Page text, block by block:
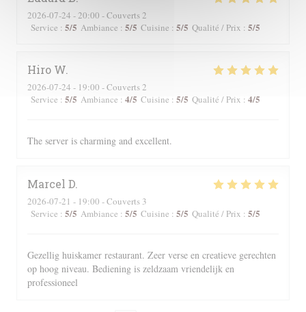
2026-07-24 - 20:00 - Couverts 2
Service : 5/5 Ambiance : 5/5 Cuisine : 5/5 Qualité / Prix : 5/5
Hiro W
2026-07-24 - 19:00 - Couverts 2
Service : 5/5 Ambiance : 4/5 Cuisine : 5/5 Qualité / Prix : 4/5
The server is charming and excellent.
Marcel D
2026-07-21 - 19:00 - Couverts 3
Service : 5/5 Ambiance : 5/5 Cuisine : 5/5 Qualité / Prix : 5/5
Gezellig huiskamer restaurant. Zeer verse en creatieve gerechten
op hoog niveau. Bediening is zeldzaam vriendelijk en
professioneel